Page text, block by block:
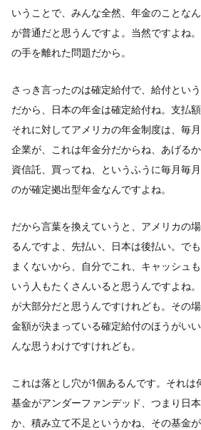
いうことで、みんな全然、年金のことな
が普通だと思うんですよ。当然ですよね
の手を離れた問題だから。
さっき言ったのは確定給付で、給付とい
だから、日本の年金は確定給付ね。支払
それに対してアメリカの年金制度は、毎
企業が、これは年金分だからね、あげる
資信託、買ってね、というふうに毎月毎
のが確定拠出型年金なんですよね。
だから言葉を換えていうと、アメリカの
るんですよ、先払い、日本は後払い。で
まくないから、自分でこれ、キャッシュ
いう人もたくさんいると思うんですよね
が大部分だと思うんですけれども。その
金額が決まっている確定給付のほうがい
んな思うわけですけれども。
これは落とし穴が1個あるんです。それは
基金がアンダーファンデッド、つまり日
か、積み立て不足というかね、その基金が